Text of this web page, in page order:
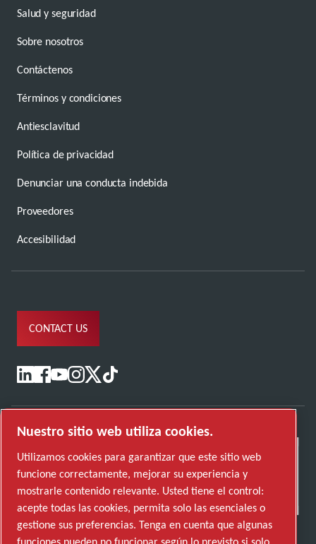
Salud y seguridad
Sobre nosotros
Contáctenos
Términos y condiciones
Antiesclavitud
Política de privacidad
Denunciar una conducta indebida
Proveedores
Accesibilidad
CONTACT US
Nuestro sitio web utiliza cookies.
Utilizamos cookies para garantizar que este sitio web
funcione correctamente, mejorar su experiencia y
mostrarle contenido relevante. Usted tiene el control:
acepte todas las cookies, permita solo las esenciales o
gestione sus preferencias. Tenga en cuenta que algunas